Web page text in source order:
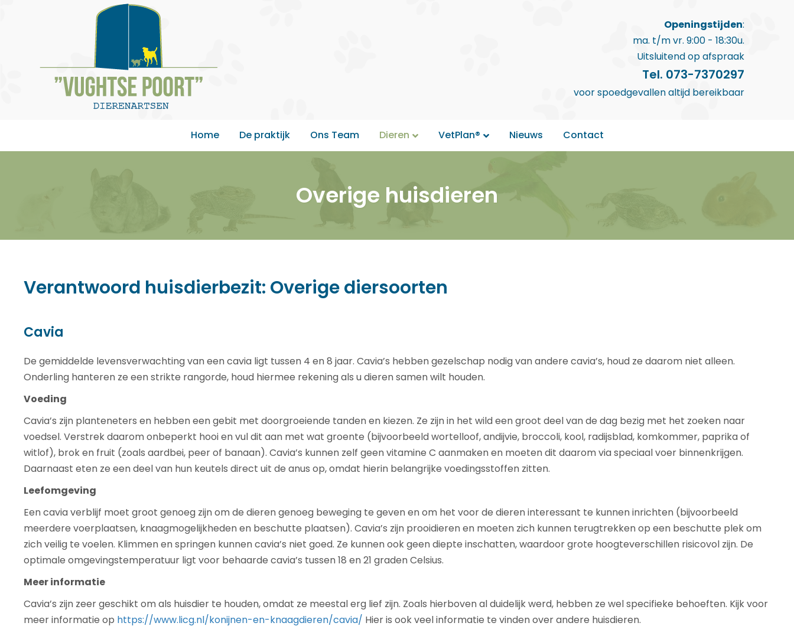
Openingstijden:
ma. t/m vr. 9:00 - 18:30u.
Uitsluitend op afspraak
Tel. 073-7370297
voor spoedgevallen altijd bereikbaar
Home De praktijk Ons Team Dieren VetPlan® Nieuws Contact
Overige huisdieren
Verantwoord huisdierbezit: Overige diersoorten
Cavia
De gemiddelde levensverwachting van een cavia ligt tussen 4 en 8 jaar. Cavia’s hebben gezelschap nodig van andere cavia’s, houd ze daarom niet alleen.
Onderling hanteren ze een strikte rangorde, houd hiermee rekening als u dieren samen wilt houden.
Voeding
Cavia’s zijn planteneters en hebben een gebit met doorgroeiende tanden en kiezen. Ze zijn in het wild een groot deel van de dag bezig met het zoeken naar
voedsel. Verstrek daarom onbeperkt hooi en vul dit aan met wat groente (bijvoorbeeld wortelloof, andijvie, broccoli, kool, radijsblad, komkommer, paprika of
witlof), brok en fruit (zoals aardbei, peer of banaan). Cavia’s kunnen zelf geen vitamine C aanmaken en moeten dit daarom via speciaal voer binnenkrijgen.
Daarnaast eten ze een deel van hun keutels direct uit de anus op, omdat hierin belangrijke voedingsstoffen zitten.
Leefomgeving
Een cavia verblijf moet groot genoeg zijn om de dieren genoeg beweging te geven en om het voor de dieren interessant te kunnen inrichten (bijvoorbeeld
meerdere voerplaatsen, knaagmogelijkheden en beschutte plaatsen). Cavia’s zijn prooidieren en moeten zich kunnen terugtrekken op een beschutte plek om
zich veilig te voelen. Klimmen en springen kunnen cavia’s niet goed. Ze kunnen ook geen diepte inschatten, waardoor grote hoogteverschillen risicovol zijn. De
optimale omgevingstemperatuur ligt voor behaarde cavia’s tussen 18 en 21 graden Celsius.
Meer informatie
Cavia’s zijn zeer geschikt om als huisdier te houden, omdat ze meestal erg lief zijn. Zoals hierboven al duidelijk werd, hebben ze wel specifieke behoeften. Kijk voor
meer informatie op https://www.licg.nl/konijnen-en-knaagdieren/cavia/ Hier is ook veel informatie te vinden over andere huisdieren.